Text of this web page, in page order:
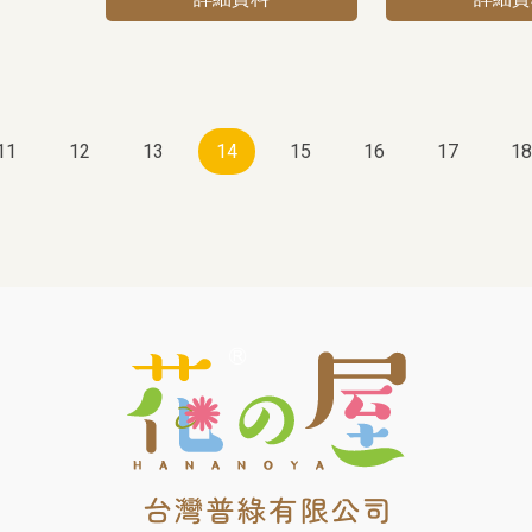
12 13 14 15 16 17 18